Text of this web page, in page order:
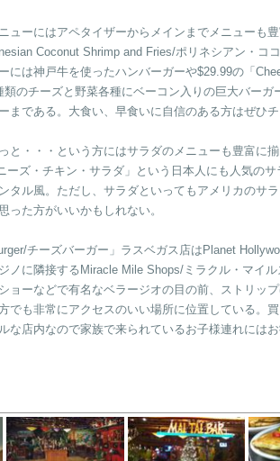
ューにはアペタイザーからメインまでメニューも
Coconut Shrimp and Fries/ポリネシアン・コ
には神戸牛を使ったハンバーガーや$29.99の「
類のチーズと野菜各種にベーコン入りの巨大バー
まである。大食い、早食いに自信のある方はぜひ
と・・・という方にはサラダのメニューも豊富に
ーズ・チキン・サラダ」という日本人にも人気のサ
タル風。ただし、サラダといってもアメリカのサ
った方がいいかもしれない。
チーズバーガー」ラスベガス店はPlanet
ノに隣接するMiracle Mile Shops/ミラクル・マイ
ョーなどで有名なベラージオの目の前、ストリッ
でも非常にアクセスのいい場所に位置している。
な店内なので家族で来られているお子様連れにはお